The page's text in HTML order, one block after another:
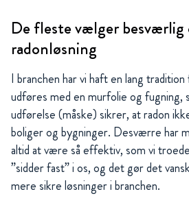
De fleste vælger besværlig
radonløsning
I branchen har vi haft en lang
udføres med en murfolie og fugning,
udførelse (måske) sikrer, at radon
boliger og bygninger. Desværre har
altid at være så effektiv, som vi
”sidder fast” i os, og det gør det
mere sikre løsninger i branchen.